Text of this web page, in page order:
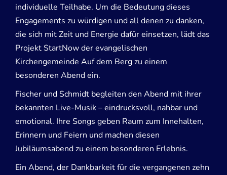
individuelle Teilhabe. Um die Bedeutung dieses
Engagements zu würdigen und all denen zu danken,
die sich mit Zeit und Energie dafür einsetzen, lädt das
Projekt StartNow der evangelischen
Kirchengemeinde Auf dem Berg zu einem
besonderen Abend ein.
Fischer und Schmidt begleiten den Abend mit ihrer
bekannten Live-Musik – eindrucksvoll, nahbar und
emotional. Ihre Songs geben Raum zum Innehalten,
Erinnern und Feiern und machen diesen
Jubiläumsabend zu einem besonderen Erlebnis.
Ein Abend, der Dankbarkeit für die vergangenen zehn